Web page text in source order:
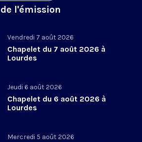
l'émission
Vendredi 7 août 2026
Chapelet du 7 août 2026 à
Lourdes
Jeudi 6 août 2026
Chapelet du 6 août 2026 à
Lourdes
Mercredi 5 août 2026